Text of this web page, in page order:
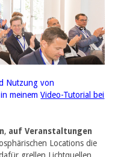
Nutzung von
in meinemVideo-Tutorial bei
, auf Veranstaltungen
Locations die